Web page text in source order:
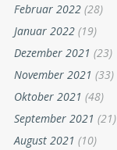
Februar 2022 (28)
Januar 2022 (19)
Dezember 2021 (23)
November 2021 (33)
Oktober 2021 (48)
September 2021 (21)
August 2021 (10)